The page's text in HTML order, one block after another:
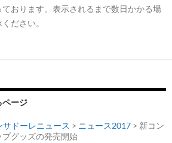
おります。表示されるまで数日かかる場
ださい。
ページ
サドーレニュース > ニュース2017 > 新コン
グッズの発売開始